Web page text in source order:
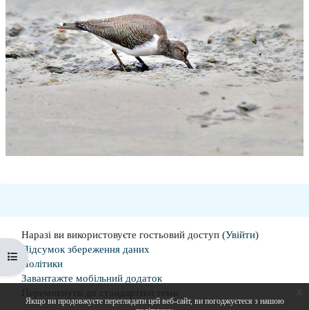
Якщо ви продовжуєте переглядати цей веб-сайт, ви погоджуєтеся з нашою
Відкритий покажчик курсу
Наразі ви використовуєте гостьовий доступ (Увійти)
Підсумок збереження даних
Політики
Завантажте мобільний додаток
Перемикнути до стандартної теми